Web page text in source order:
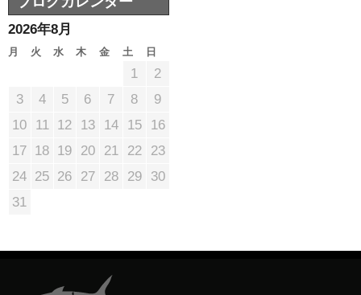
2026年8月
月 火 水 木 金 土 日
1
2
3
4 5 6 7 8
9
10
11 12 13 14 15
16
17 18 19 20 21 22
23
24 25 26 27 28 29
30
31